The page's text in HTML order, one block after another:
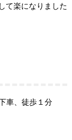
て楽になりました
車、徒歩１分